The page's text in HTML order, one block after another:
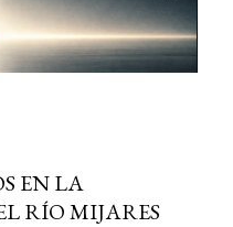
EN LA
RÍO MIJARES